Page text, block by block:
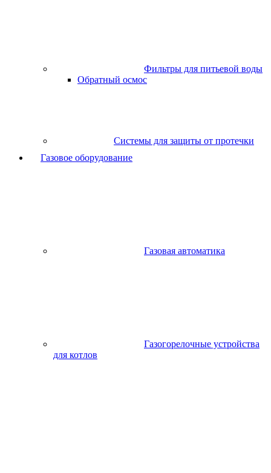
Фильтры для питьевой воды
Обратный осмос
Системы для защиты от протечки
Газовое оборудование
Газовая автоматика
Газогорелочные устройства
для котлов